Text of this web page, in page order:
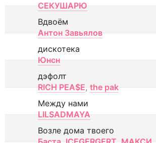
СЕКУШАРЮ
Вдвоём
Антон Завьялов
дискотека
Юнсн
дэфолт
RICH PEA$E, the pak
Между нами
LILSADMAYA
Возле дома твоего